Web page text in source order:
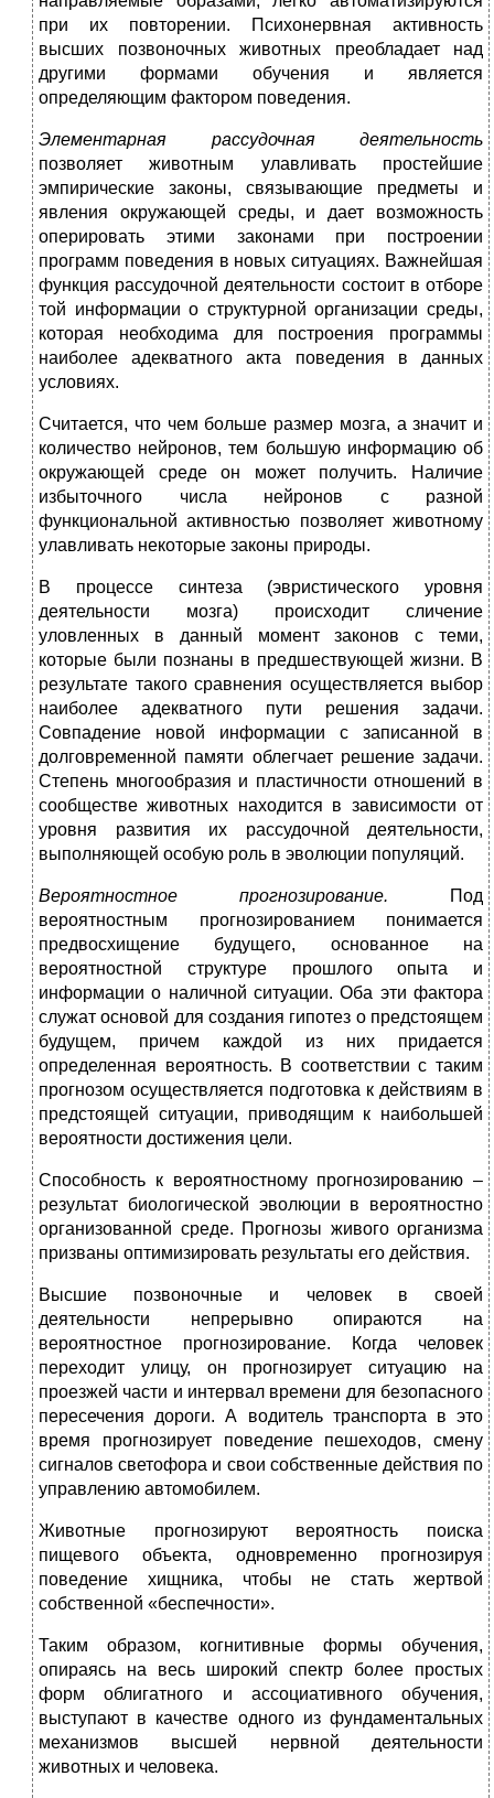
при их повторении. Психонервная активность
высших позвоночных животных преобладает над
другими формами обучения и является
определяющим фактором поведения.
Элементарная рассудочная деятельность
позволяет животным улавливать простейшие
эмпирические законы, связывающие предметы и
явления окружающей среды, и дает возможность
оперировать этими законами при построении
программ поведения в новых ситуациях. Важнейшая
функция рассудочной деятельности состоит в отборе
той информации о структурной организации среды,
которая необходима для построения программы
наиболее адекватного акта поведения в данных
условиях.
Считается, что чем больше размер мозга, а значит и
количество нейронов, тем большую информацию об
окружающей среде он может получить. Наличие
избыточного числа нейронов с разной
функциональной активностью позволяет животному
улавливать некоторые законы природы.
В процессе синтеза (эвристического уровня
деятельности мозга) происходит сличение
уловленных в данный момент законов с теми,
которые были познаны в предшествующей жизни. В
результате такого сравнения осуществляется выбор
наиболее адекватного
пути решения задачи.
Совпадение новой информации с записанной в
долговременной памяти облегчает решение задачи.
Степень многообразия и пластичности отношений в
сообществе животных находится в зависимости от
уровня развития их рассудочной деятельности,
выполняющей особую роль в эволюции популяций.
Вероятностное прогнозирование. Под
вероятностным прогнозированием понимается
предвосхищение будущего, основанное на
вероятностной структуре прошлого опыта и
информации о наличной ситуации. Оба эти фактора
служат основой для создания гипотез о предстоящем
будущем, причем каждой из них придается
определенная вероятность. В соответствии с таким
прогнозом осуществляется подготовка к действиям в
предстоящей ситуации, приводящим к наибольшей
вероятности достижения цели.
Способность к вероятностному прогнозированию –
результат биологической эволюции в вероятностно
организованной среде. Прогнозы живого организма
призваны оптимизировать результаты его действия.
Высшие позвоночные и человек в своей
деятельности непрерывно опираются на
вероятностное прогнозирование. Когда человек
переходит улицу, он прогнозирует ситуацию на
проезжей части и интервал времени для безопасного
пересечения дороги. А водитель транспорта в это
время прогнозирует поведение пешеходов, смену
сигналов светофора и свои собственные действия по
управлению автомобилем.
Животные прогнозируют вероятность поиска
пищевого объекта, одновременно прогнозируя
поведение хищника, чтобы не стать жертвой
собственной «беспечности».
Таким образом, когнитивные формы обучения,
опираясь на весь широкий спектр более простых
форм облигатного и ассоциативного обучения,
выступают в качестве одного из фундаментальных
механизмов высшей нервной деятельности
животных и человека.